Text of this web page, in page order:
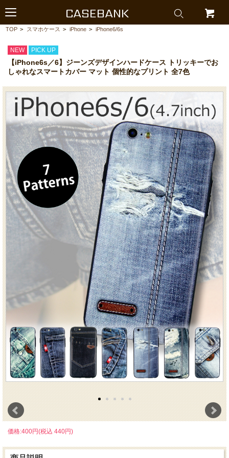
CASEBANK
TOP > スマホケース > iPhone > iPhone6/6s
NEW PICK UP
【iPhone6s／6】ジーンズデザインハードケース トリッキーでお
しゃれなスマートカバー マット 個性的なプリント 全7色
価格:400円(税込 440円)